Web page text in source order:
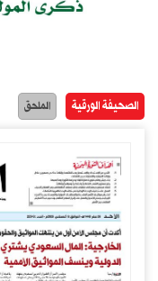
الصحيفة الورقية الملحق